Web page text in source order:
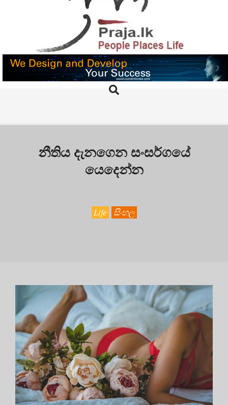
PRAJA.LK
Search
නීතිය දැනගෙන සංසර්ගයේ
යෙදෙන්න
Life සිංහල